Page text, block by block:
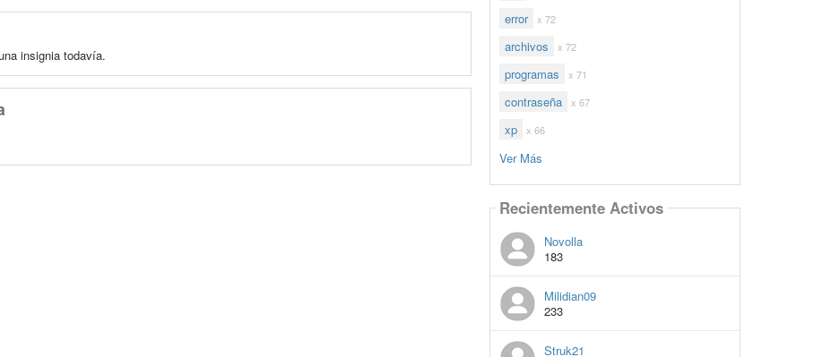
insignia todavía.
error x 72
archivos x 72
programas x 71
contraseña x 67
xp x 66
Ver Más
Recientemente Activos
Novolla
183
Milidian09
233
Struk21